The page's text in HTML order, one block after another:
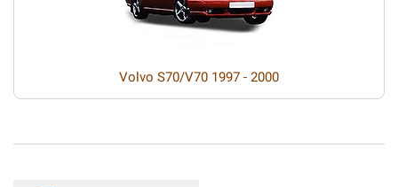
Volvo S70/V70 1997 - 2000